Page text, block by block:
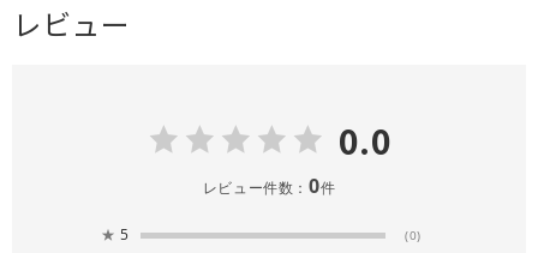
レビュー
0.0
レビュー件数： 0件
★ 5 (0)